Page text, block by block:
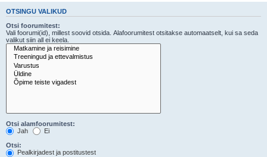
OTSINGU VALIKUD
Otsi foorumitest:
Vali foorumi(id), millest soovid otsida. Alafoorumitest otsitakse automaatselt, kui sa seda
valikut siin all ei keela.
Otsi alamfoorumitest:
Jah
Ei
Otsi:
Pealkirjadest ja postitustest